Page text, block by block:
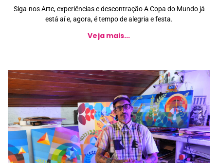
Siga-nos Arte, experiências e descontração A Copa do Mundo já
está aí e, agora, é tempo de alegria e festa.
Veja mais...